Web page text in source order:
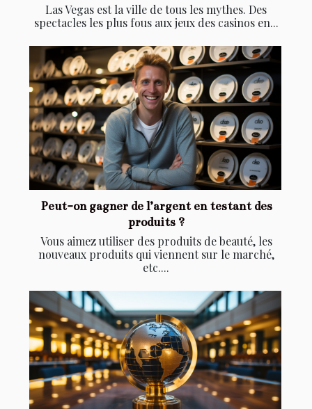
Las Vegas est la ville de tous les mythes. Des
spectacles les plus fous aux jeux des casinos en...
Peut-on gagner de l’argent en testant des
produits ?
Vous aimez utiliser des produits de beauté, les
nouveaux produits qui viennent sur le marché,
etc....